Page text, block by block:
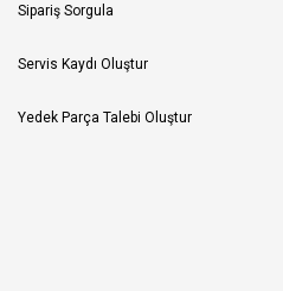
Sipariş Sorgula
Servis Kaydı Oluştur
Yedek Parça Talebi Oluştur